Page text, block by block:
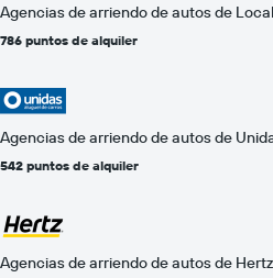
Agencias de arriendo de autos de
786 puntos de alquiler
Agencias de arriendo de autos de
542 puntos de alquiler
Agencias de arriendo de autos de